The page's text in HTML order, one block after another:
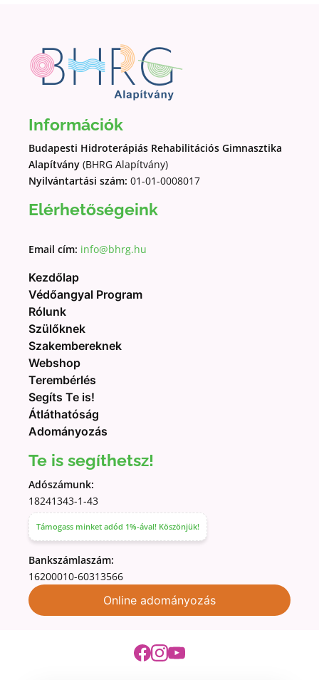
Információk
Budapesti Hidroterápiás Rehabilitációs Gimnasztika
Alapítvány (BHRG Alapítvány)
Nyilvántartási szám:01-01-0008017
Elérhetőségeink
Email cím: info@bhrg.hu
Kezdőlap
Védőangyal Program
Rólunk
Szülőknek
Szakembereknek
Webshop
Terembérlés
Segíts Te is!
Átláthatóság
Adományozás
Te is segíthetsz!
Adószámunk:
18241343-1-43
Támogass minket adód 1%-ával! Köszönjük!
Bankszámlaszám:
16200010-60313566
Online adományozás